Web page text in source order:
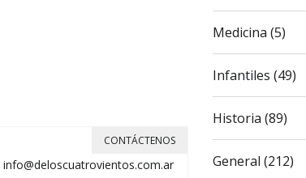
info@deloscuatrovientos.com.ar
CONTÁCTENOS
Medicina (5)
Infantiles (49)
Historia (89)
General (212)